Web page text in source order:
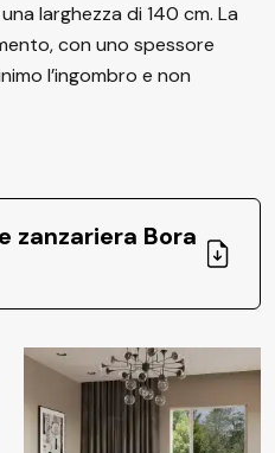
larghezza di 140 cm. La
con uno spessore
l’ingombro e non
zanzariera Bora